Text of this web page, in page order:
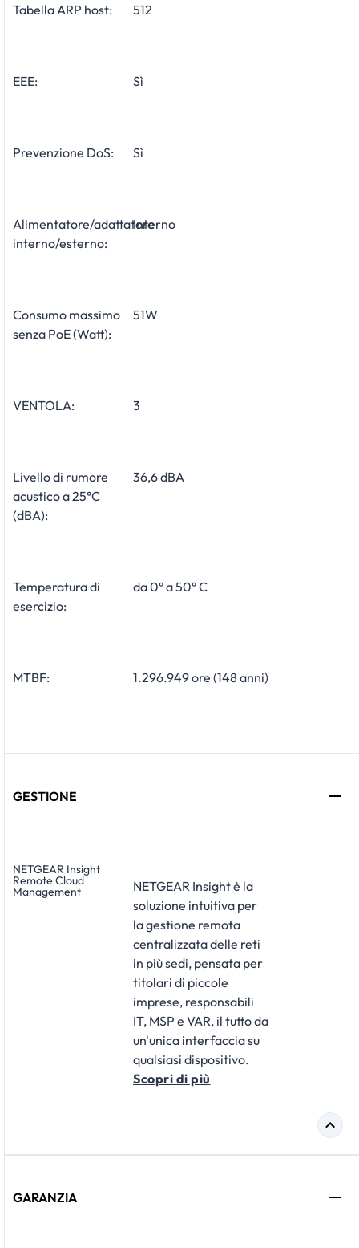
Tabella ARP host: 512
EEE: Sì
Prevenzione DoS: Sì
Alimentatore/adattatore
interno/esterno:
Interno
Consumo massimo
senza PoE (Watt):
51W
VENTOLA: 3
Livello di rumore
acustico a 25°C
(dBA):
36,6 dBA
Temperatura di
esercizio:
da 0° a 50° C
MTBF: 1.296.949 ore (148 anni)
GESTIONE
NETGEAR Insight
Remote Cloud
Management
NETGEAR Insight è la
soluzione intuitiva per
la gestione remota
centralizzata delle reti
in più sedi, pensata per
titolari di piccole
imprese, responsabili
IT, MSP e VAR, il tutto da
un'unica interfaccia su
qualsiasi dispositivo.
Scopri di più
GARANZIA